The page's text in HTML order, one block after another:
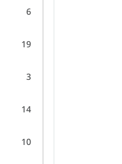
6
19
3
14
10